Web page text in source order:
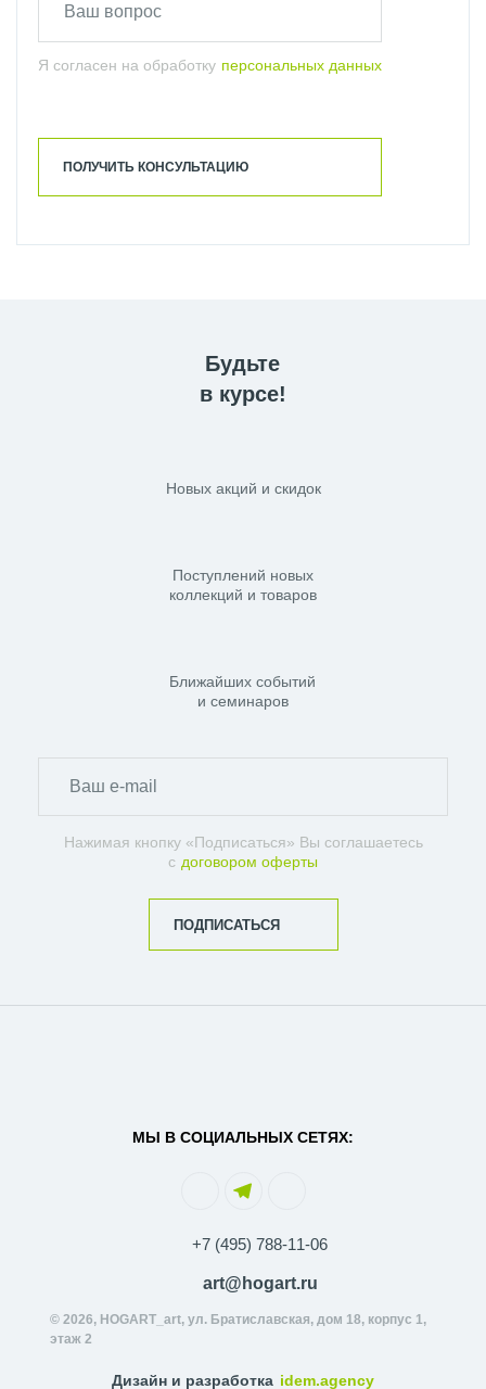
Я согласен на обработку персональных данных
ПОЛУЧИТЬ КОНСУЛЬТАЦИЮ
Будьте
в курсе!
Новых акций и скидок
Поступлений новых
коллекций и товаров
Ближайших событий
и семинаров
Нажимая кнопку «Подписаться» Вы соглашаетесь
с договором оферты
ПОДПИСАТЬСЯ
МЫ В СОЦИАЛЬНЫХ СЕТЯХ:
+7 (495) 788-11-06
art@hogart.ru
© 2026, HOGART_art, ул. Братиславская, дом 18, корпус 1,
этаж 2
Дизайн и разработка idem.agency